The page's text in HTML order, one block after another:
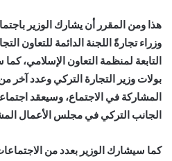
هذا ومن المقرر أن يشارك الوزير
التابعة لمنظمة التعاون الإسلامي،
بولات وزير التجارة التركي وعدد آخر
المشاركة في الاجتماع، وسيعقد
الجانب التركي في مجلس الأعمال
كما سيشارك الوزير بعدد من